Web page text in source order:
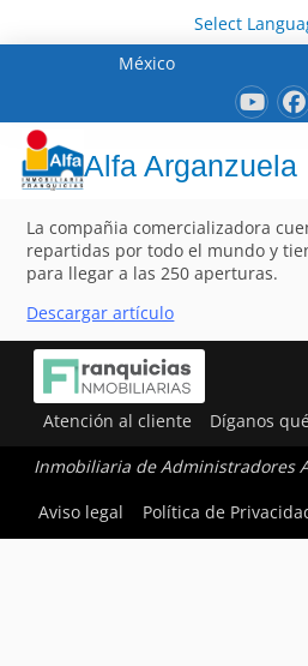
Select
México
Alfa Arganzuela
La compañia comercializadora
repartidas por todo el mundo y
para llegar a las 250 aperturas.
Descargar artículo
Atención al cliente Díganos
Inmobiliaria de Administradores
Aviso legal
Política de